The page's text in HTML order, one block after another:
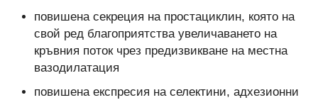
повишена секреция на простациклин, която на
свой ред благоприятства увеличаването на
кръвния поток чрез предизвикване на местна
вазодилатация
повишена експресия на селектини, адхезионни